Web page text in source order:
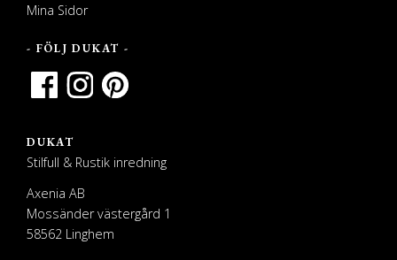
Mina Sidor
- FÖLJ DUKAT -
DUKAT
Stilfull & Rustik inredning
Axenia AB
Mossänder västergård 1
58562 Linghem